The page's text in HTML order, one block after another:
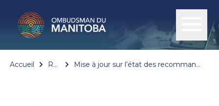
Accueil Rapports Mise à jour sur l’état des recommandations – Commission des droits de la personne du Manitoba